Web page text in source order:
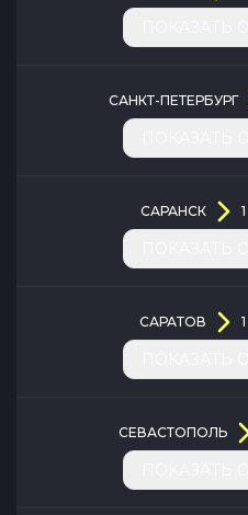
САНКТ-ПЕТЕРБУРГ
САРАНСК 1
САРАТОВ 1
СЕВАСТОПОЛЬ